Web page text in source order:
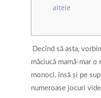
altele
Decind să asta,
măciucă mamă-mar
monocl, însă și pe
numeroase jocuri